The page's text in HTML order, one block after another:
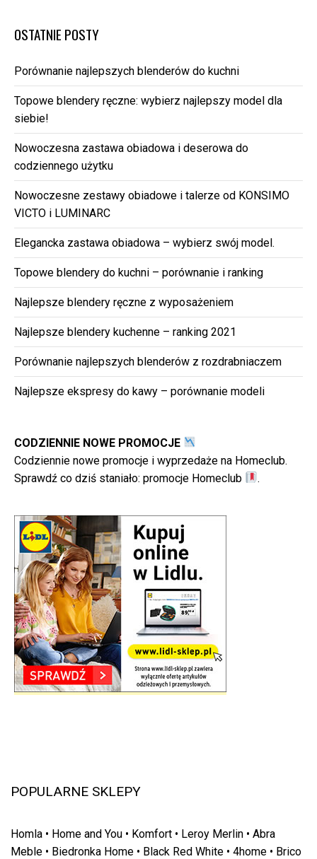
OSTATNIE POSTY
Porównanie najlepszych blenderów do kuchni
Topowe blendery ręczne: wybierz najlepszy model dla
siebie!
Nowoczesna zastawa obiadowa i deserowa do
codziennego użytku
Nowoczesne zestawy obiadowe i talerze od KONSIMO
VICTO i LUMINARC
Elegancka zastawa obiadowa – wybierz swój model.
Topowe blendery do kuchni – porównanie i ranking
Najlepsze blendery ręczne z wyposażeniem
Najlepsze blendery kuchenne – ranking 2021
Porównanie najlepszych blenderów z rozdrabniaczem
Najlepsze ekspresy do kawy – porównanie modeli
CODZIENNIE NOWE PROMOCJE
Codziennie nowe promocje i wyprzedaże na Homeclub.
Sprawdź co dziś staniało: promocje Homeclub .
POPULARNE SKLEPY
Homla • Home and You • Komfort • Leroy Merlin • Abra
Meble • Biedronka Home • Black Red White • 4home • Brico